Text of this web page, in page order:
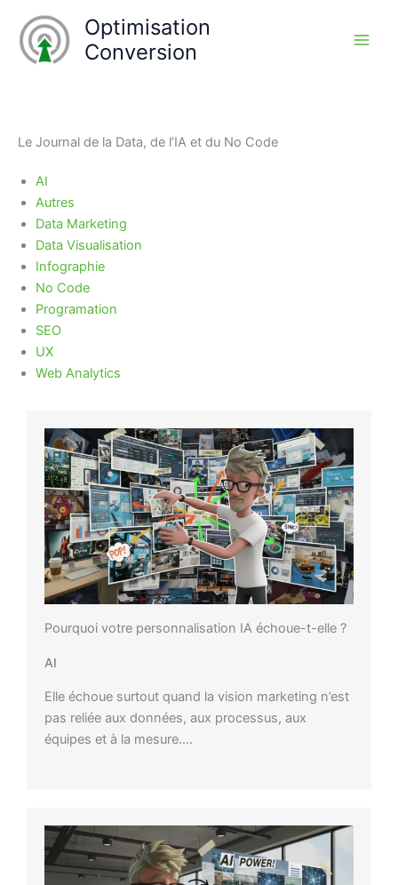
contenu
Optimisation
Conversion
Le Journal de la Data, de l’IA et du No Code
AI
Autres
Data Marketing
Data Visualisation
Infographie
No Code
Programation
SEO
UX
Web Analytics
Pourquoi votre personnalisation IA échoue-t-elle ?
AI
Elle échoue surtout quand la vision marketing n’est
pas reliée aux données, aux processus, aux
équipes et à la mesure….